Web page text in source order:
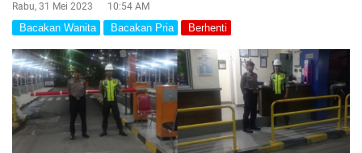
Rabu, 31 Mei 2023
10:54 AM
Bacakan Wanita Bacakan Pria Berhenti